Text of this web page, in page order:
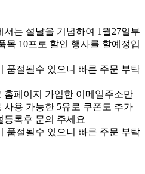
는 설날을 기념하여 1월27일부
목 10프로 할인 행사를 할예정입
품절될수 있으니 빠른 주문 부탁
홈페이지 가입한 이메일주소만
용 가능한 5유로 쿠폰도 추가
등록후 문의 주세요
품절될수 있으니 빠른 주문 부탁